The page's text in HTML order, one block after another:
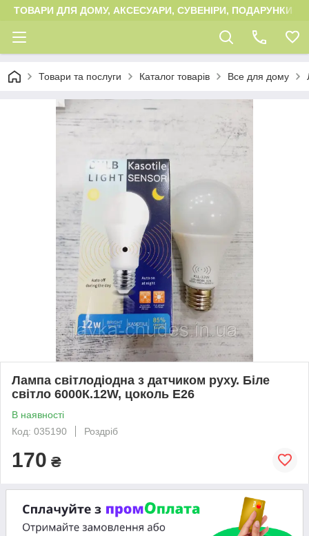
ТОВАРИ ДЛЯ ДОМУ, АКСЕСУАРИ, СУВЕНІРИ, ПОДАРУНКИ
Товари та послуги Каталог товарів Все для дому
Лампа світлодіодна з датчиком руху. Біле
світло 6000К.12W, цоколь Е26
В наявності
Код: 035190
Роздріб
170 ₴